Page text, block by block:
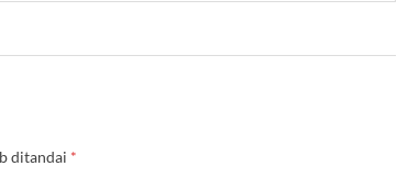
ditandai *